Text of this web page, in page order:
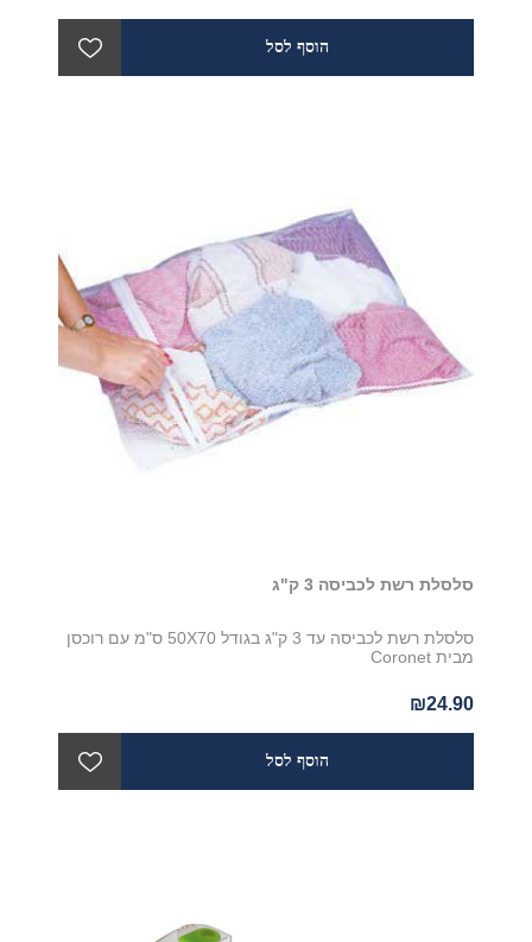
סלסלת רשת לכביסה 3 ק"ג
סלסלת רשת לכביסה עד 3 ק"ג בגודל 50X70 ס"מ עם רוכסן
מבית Coronet
₪24.90